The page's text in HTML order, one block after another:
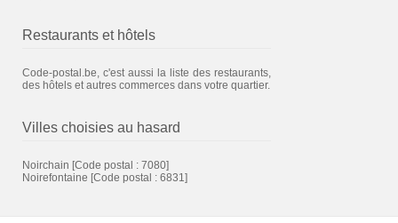
Restaurants et hôtels
Code-postal.be, c'est aussi la liste des restaurants,
des hôtels et autres commerces dans votre quartier.
Villes choisies au hasard
Noirchain [Code postal : 7080]
Noirefontaine [Code postal : 6831]